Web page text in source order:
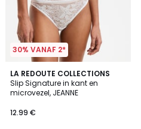
30% VANAF 2*
LA REDOUTE COLLECTIONS
Slip Signature in kant en
microvezel, JEANNE
€.
12.99 €
4.8
/ 5
5
Kleuren